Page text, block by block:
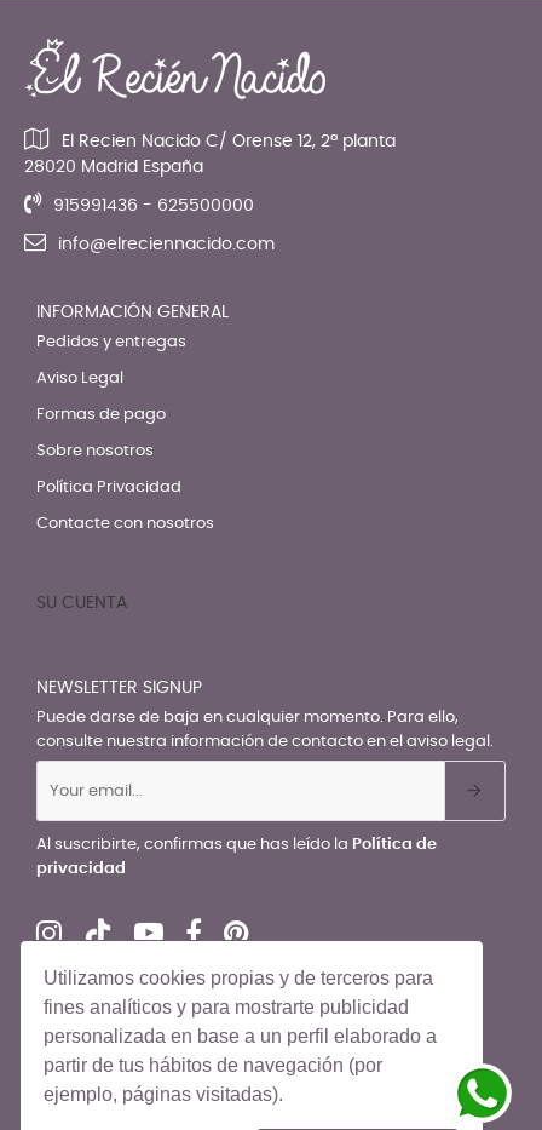
Utilizamos cookies propias y de terceros para
fines analíticos y para mostrarte publicidad
personalizada en base a un perfil elaborado a
partir de tus hábitos de navegación (por
ejemplo, páginas visitadas).
El Recien Nacido C/ Orense 12, 2ª planta
28020 Madrid España
915991436 - 625500000
info@elreciennacido.com
INFORMACIÓN GENERAL
Pedidos y entregas
Aviso Legal
Formas de pago
Sobre nosotros
Política Privacidad
Contacte con nosotros
SU CUENTA
NEWSLETTER SIGNUP
Puede darse de baja en cualquier momento. Para ello,
consulte nuestra información de contacto en el aviso legal.
Al suscribirte, confirmas que has leído la Política de
privacidad
© El Recién Nacido 2026. Todos los derechos reservados